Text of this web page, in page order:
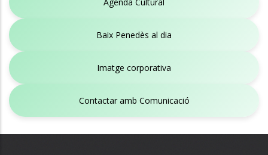
Baix Penedès al dia
Imatge corporativa
Contactar amb Comunicació